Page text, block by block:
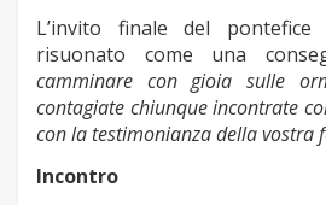
L’invito finale del
risuonato come una
camminare con gioia sulle
contagiate chiunque incontrate
con la testimonianza della vostra
Incontro